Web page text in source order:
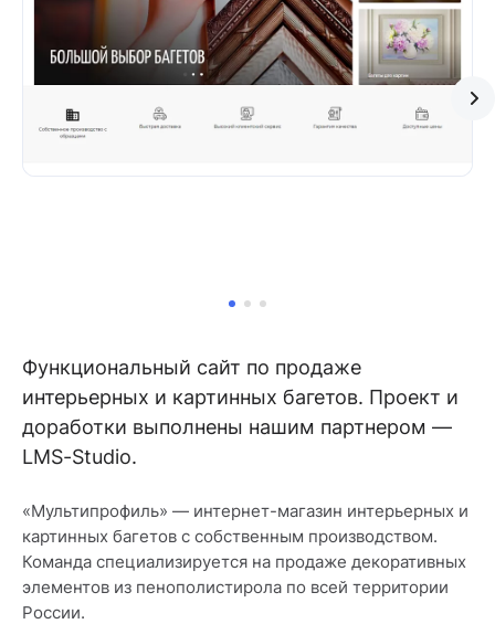
Функциональный сайт по продаже
интерьерных и картинных багетов. Проект и
доработки выполнены нашим партнером —
LMS-Studio.
«Мультипрофиль» — интернет-магазин интерьерных и
картинных багетов с собственным производством.
Команда специализируется на продаже декоративных
элементов из пенополистирола по всей территории
России.